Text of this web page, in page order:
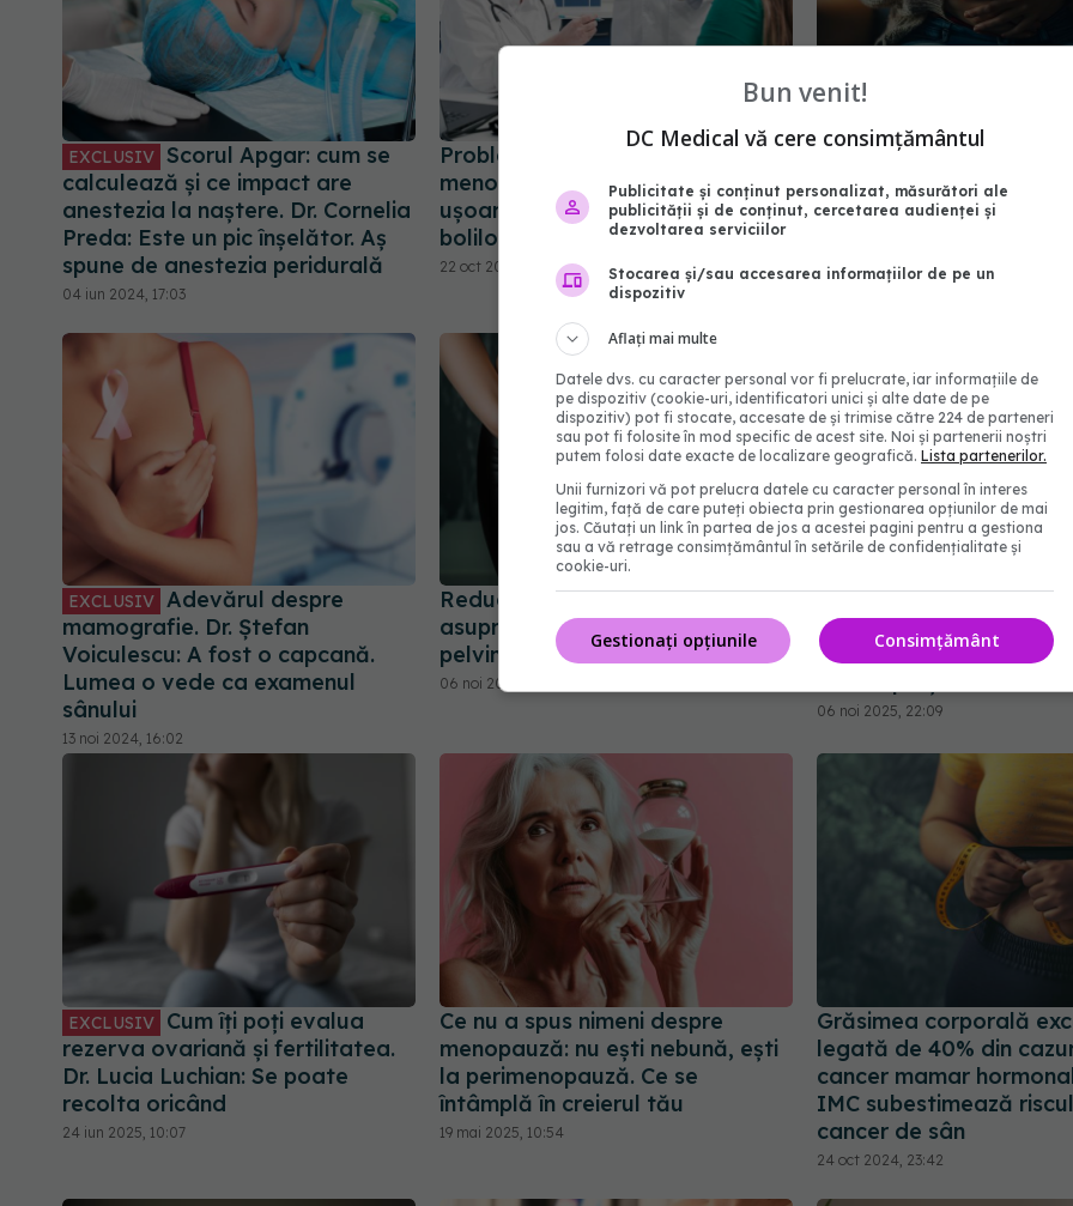
EXCLUSIV Scorul Apgar: cum se
calculează și ce impact are
anestezia la naștere. Dr. Cornelia
Preda: Este un pic înșelător. Aș
spune de anestezia peridurală
04 iun 2024, 17:03
Probleme ginecologice la
menopauză – De la simptome
ușoare la semne anormale ale
bolilor ascunse
22 oct 2024, 14:39
EXCLUSIV
asupra fertilității. Dr.
Nuraltay: Din ce în ce mai
01 apr 2025, 15:29
EXCLUSIV Adevărul despre
mamografie. Dr. Ștefan
Voiculescu: A fost o capcană.
Lumea o vede ca examenul
sânului
13 noi 2024, 16:02
Reducerea obezității, impact
asupra prolapsului organelor
pelvine
06 noi 2024, 20:07
Cum se pune
diagnosticul de
Andreas Vythoulkas:
06 noi 2025, 22:09
EXCLUSIV
Cum îți poți evalua
rezerva ovariană și fertilitatea.
Dr. Lucia Luchian: Se poate
recolta oricând
24 iun 2025, 10:07
Ce nu a spus nimeni despre
menopauză: nu ești nebună, ești
la perimenopauză. Ce se
întâmplă în creierul tău
19 mai 2025, 10:54
Grăsimea corporală
legată de 40% din
cancer mamar
IMC subestimează
cancer de sân
24 oct 2024, 23:42
Bun venit!
DC Medical vă cere consimțământul
Publicitate și conținut personalizat, măsurători ale
publicității și de conținut, cercetarea audienței și
dezvoltarea serviciilor
Stocarea și/sau accesarea informațiilor de pe un
dispozitiv
Aflați mai multe
Datele dvs. cu caracter personal vor fi prelucrate, iar informațiile de
pe dispozitiv (cookie-uri, identificatori unici și alte date de pe
dispozitiv) pot fi stocate, accesate de și trimise către 224 de parteneri
sau pot fi folosite în mod specific de acest site. Noi și partenerii noștri
putem folosi date exacte de localizare geografică. Lista partenerilor.
Unii furnizori vă pot prelucra datele cu caracter personal în interes
legitim, față de care puteți obiecta prin gestionarea opțiunilor de mai
jos. Căutați un link în partea de jos a acestei pagini pentru a gestiona
sau a vă retrage consimțământul în setările de confidențialitate și
cookie-uri.
Consimțământ
Gestionați opțiunile